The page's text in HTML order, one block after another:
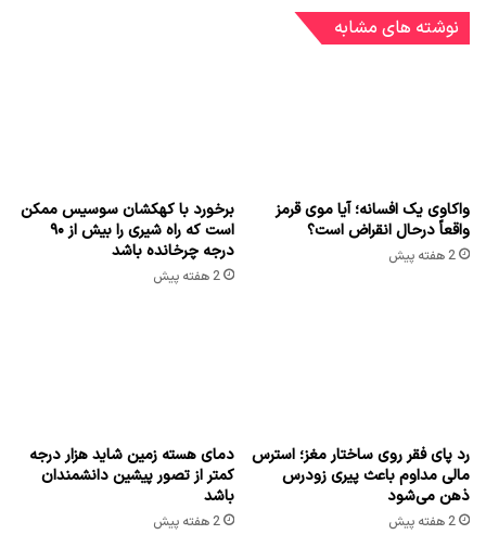
نوشته های مشابه
واکاوی یک افسانه؛ آیا موی قرمز
واقعاً درحال انقراض است؟
2 هفته پیش
برخورد با کهکشان سوسیس ممکن
است که راه شیری را بیش از ۹۰
درجه چرخانده باشد
2 هفته پیش
رد پای فقر روی ساختار مغز؛ استرس
مالی مداوم باعث پیری زودرس
ذهن می‌شود
2 هفته پیش
دمای هسته زمین شاید هزار درجه
کمتر از تصور پیشین دانشمندان
باشد
2 هفته پیش